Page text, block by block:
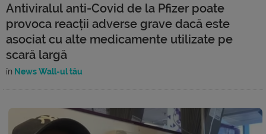
Antiviralul anti-Covid de la Pfizer poate
provoca reacții adverse grave dacă este
asociat cu alte medicamente utilizate pe
scară largă
în News Wall-ul tău